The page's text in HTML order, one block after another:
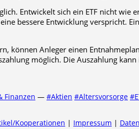
Entwickelt sich ein ETF nicht wie
bessere Entwicklung verspricht.
können Anleger einen
möglich. Die Auszahlung
Finanzen — #Aktien #Altersvorsorge
Kooperationen | Impressum |